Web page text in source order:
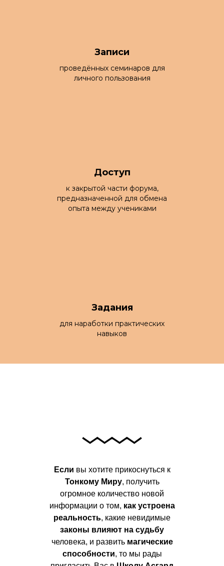
проведённых семинаров для
личного пользования
к закрытой части форума,
предназначенной для обмена
опыта между учениками
для наработки практических
навыков
Записи
Доступ
Задания
Если вы хотите прикоснуться к
Тонкому Миру, получить
огромное количество новой
информации о том, как устроена
реальность, какие невидимые
законы влияют на судьбу
человека, и развить магические
способности, то мы рады